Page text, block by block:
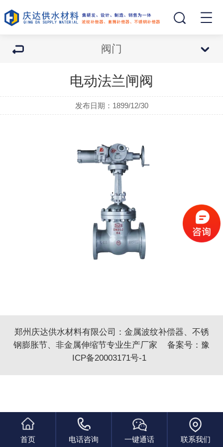
阀门
电动法兰闸阀
发布日期：1899/12/30
郑州庆达供水材料有限公司： 金属波纹补偿器、 不锈
钢膨胀节、 非金属伸缩节专业生产厂家 备案号： 豫
ICP备20003171号-1
首页 电话咨询 一键通话 联系我们